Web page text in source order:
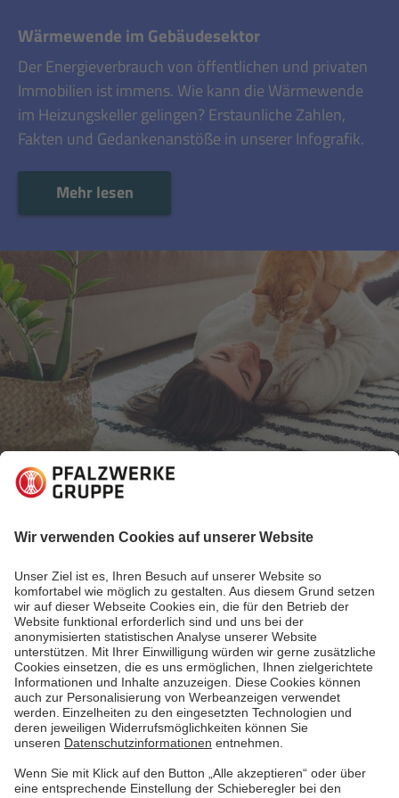
Wärmewende im Gebäudesektor
Der Energieverbrauch von öffentlichen und privaten
Immobilien ist immens. Wie kann die Wärmewende
im Heizungskeller gelingen? Erstaunliche Zahlen,
Fakten und Gedankenanstöße in unserer Infografik.
Mehr lesen
Energiewelt verstehen
Heizen mit Wärmepumpe – so funktioniert's
Heizen mit Wärmepumpe: Eine umweltfreundliche
Alternative zur Ölheizung. Doch wie arbeitet eine
Wärmepumpe und warum ist sie so
umweltfreundlich? Wir erklären es hier!
Mehr lesen
Mehr lesen